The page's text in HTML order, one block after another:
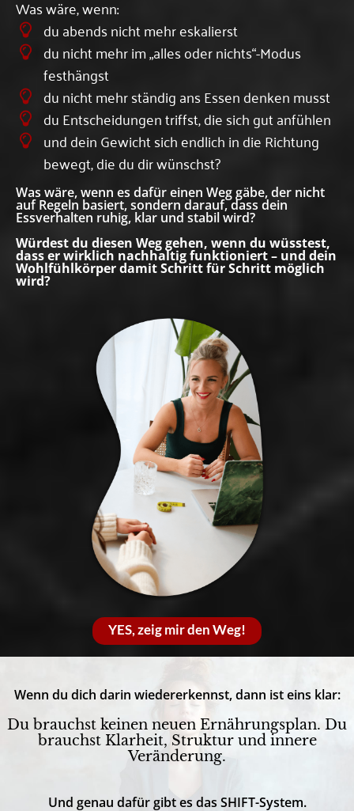
Was wäre, wenn:
du abends nicht mehr eskalierst
du nicht mehr im „alles oder nichts“-Modus
festhängst
du nicht mehr ständig ans Essen denken musst
du Entscheidungen triffst, die sich gut anfühlen
und dein Gewicht sich endlich in die Richtung
bewegt, die du dir wünschst?
Was wäre, wenn es dafür einen Weg gäbe, der nicht
auf Regeln basiert, sondern darauf, dass dein
Essverhalten ruhig, klar und stabil wird?
Würdest du diesen Weg gehen, wenn du wüsstest,
dass er wirklich nachhaltig funktioniert – und dein
Wohlfühlkörper damit Schritt für Schritt möglich
wird?
YES, zeig mir den Weg!
Wenn du dich darin wiedererkennst, dann ist eins klar:
Du brauchst keinen neuen Ernährungsplan. Du
brauchst Klarheit, Struktur und innere
Veränderung.
Und genau dafür gibt es das SHIFT-System.